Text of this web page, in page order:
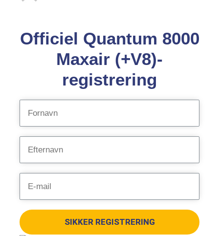
Officiel Quantum 8000
Maxair (+V8)-
registrering
SIKKER REGISTRERING